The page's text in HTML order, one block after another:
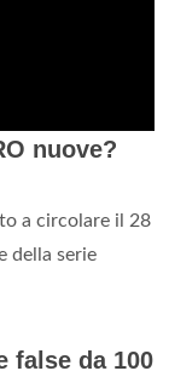
nuove?
a circolare il 28
della serie
false da 100